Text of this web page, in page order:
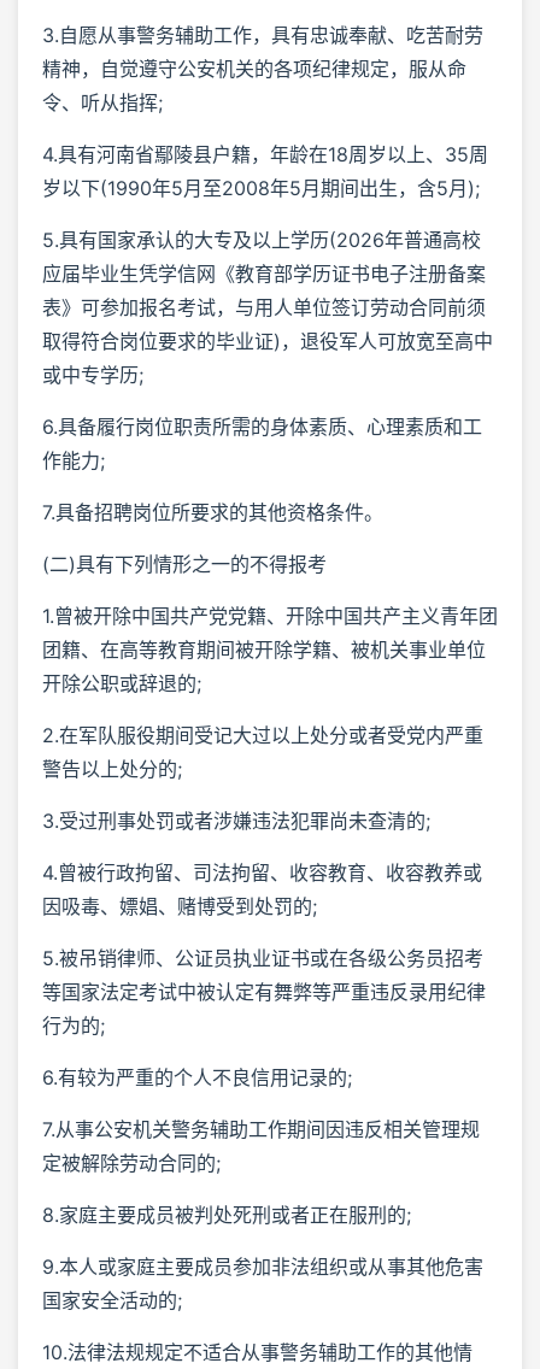
3.自愿从事警务辅助工作，具有忠诚奉献、吃苦耐劳
精神，自觉遵守公安机关的各项纪律规定，服从命
令、听从指挥;
4.具有河南省鄢陵县户籍，年龄在18周岁以上、35周
岁以下(1990年5月至2008年5月期间出生，含5月);
5.具有国家承认的大专及以上学历(2026年普通高校
应届毕业生凭学信网《教育部学历证书电子注册备案
表》可参加报名考试，与用人单位签订劳动合同前须
取得符合岗位要求的毕业证)，退役军人可放宽至高中
或中专学历;
6.具备履行岗位职责所需的身体素质、心理素质和工
作能力;
7.具备招聘岗位所要求的其他资格条件。
(二)具有下列情形之一的不得报考
1.曾被开除中国共产党党籍、开除中国共产主义青年团
团籍、在高等教育期间被开除学籍、被机关事业单位
开除公职或辞退的;
2.在军队服役期间受记大过以上处分或者受党内严重
警告以上处分的;
3.受过刑事处罚或者涉嫌违法犯罪尚未查清的;
4.曾被行政拘留、司法拘留、收容教育、收容教养或
因吸毒、嫖娼、赌博受到处罚的;
5.被吊销律师、公证员执业证书或在各级公务员招考
等国家法定考试中被认定有舞弊等严重违反录用纪律
行为的;
6.有较为严重的个人不良信用记录的;
7.从事公安机关警务辅助工作期间因违反相关管理规
定被解除劳动合同的;
8.家庭主要成员被判处死刑或者正在服刑的;
9.本人或家庭主要成员参加非法组织或从事其他危害
国家安全活动的;
10.法律法规规定不适合从事警务辅助工作的其他情